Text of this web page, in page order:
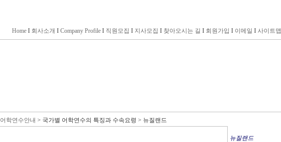
Home I 회사소개 I Company Profile I 직원모집 I 지사모집 I 찾아오시는 길 I 회원가입 I 이메일 I 사이트맵
어학연수안내 > 국가별 어학연수의 특징과 수속요령 > 뉴질랜드
뉴질랜드